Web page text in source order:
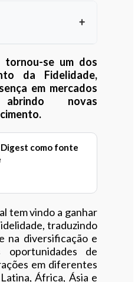
artigo
tornou-se um dos
da Fidelidade,
em mercados
novas
como fonte
tem vindo a ganhar
traduzindo
na diversificação e
de
em diferentes
África, Ásia e